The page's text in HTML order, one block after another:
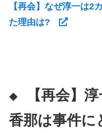
【再会】なぜ淳一は2
た理由は?
◆
【再会】
香那は事件に